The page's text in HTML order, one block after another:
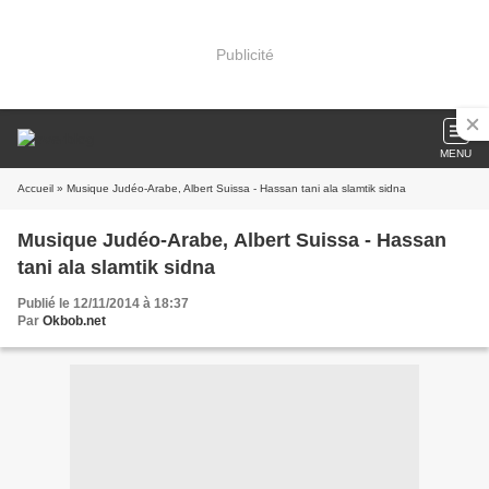
Publicité
MENU
Accueil » Musique Judéo-Arabe, Albert Suissa - Hassan tani ala slamtik sidna
Musique Judéo-Arabe, Albert Suissa - Hassan
tani ala slamtik sidna
Publié le 12/11/2014 à 18:37
Par Okbob.net